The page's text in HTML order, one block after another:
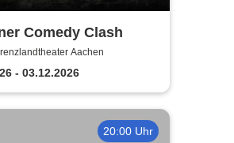
Comedy Clash
Aachen
- 03.12.2026
20:00 Uhr